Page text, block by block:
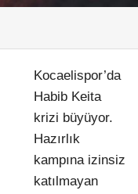
Kocaelispor’da
Habib Keita
krizi büyüyor.
Hazırlık
kampına izinsiz
katılmayan